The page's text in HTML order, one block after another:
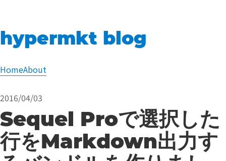
hypermkt blog
HomeAbout
2016/04/03
Sequel Proで選択した
行をMarkdown出力す